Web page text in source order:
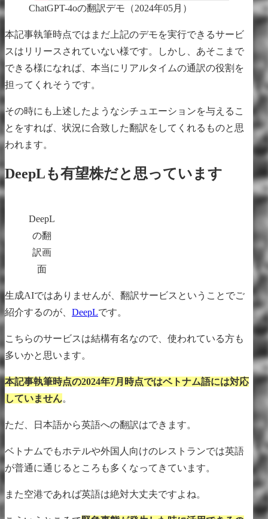
ChatGPT-4oの翻訳デモ（2024年05月）
本記事執筆時点ではまだ上記のデモを実行できるサービ
スはリリースされていない様です。しかし、あそこまで
できる様になれば、本当にリアルタイムの通訳の役割を
担ってくれそうです。
その時にも上述したようなシチュエーションを与えるこ
とをすれば、状況に合致した翻訳をしてくれるものと思
われます。
DeepLも有望株だと思っています
DeepL
の翻
訳画
面
生成AIではありませんが、翻訳サービスということでご
紹介するのが、 DeepLです。
こちらのサービスは結構有名なので、使われている方も
多いかと思います。
本記事執筆時点の2024年7月時点ではベトナム語には対応
していません。
ただ、日本語から英語への翻訳はできます。
ベトナムでもホテルや外国人向けのレストランでは英語
が普通に通じるところも多くなってきています。
また空港であれば英語は絶対大丈夫ですよね。